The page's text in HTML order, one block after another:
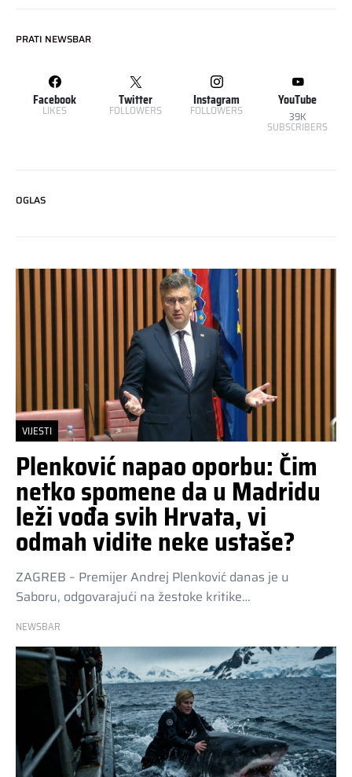
PRATI NEWSBAR
Facebook
LIKES
Twitter
FOLLOWERS
Instagram
FOLLOWERS
YouTube
39K
SUBSCRIBERS
OGLAS
VIJESTI
Plenković napao oporbu: Čim
netko spomene da u Madridu
leži vođa svih Hrvata, vi
odmah vidite neke ustaše?
ZAGREB – Premijer Andrej Plenković danas je u
Saboru, odgovarajući na žestoke kritike…
NEWSBAR